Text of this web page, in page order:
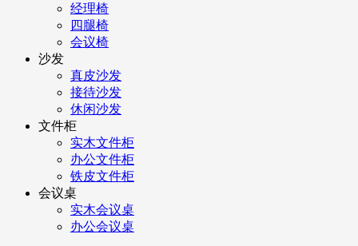
经理椅
四腿椅
会议椅
沙发
真皮沙发
接待沙发
休闲沙发
文件柜
实木文件柜
办公文件柜
铁皮文件柜
会议桌
实木会议桌
办公会议桌